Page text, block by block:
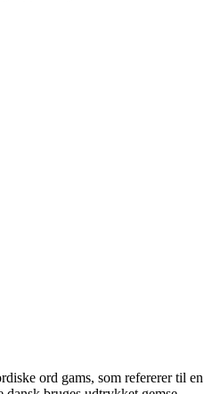
ord gams, som refererer til en